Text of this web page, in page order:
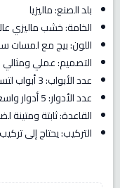
بلد الصنع: ماليزيا
الخامة: خشب ماليزي
اللون: بيج مع لمسات
التصميم: عملي
عدد الأبواب: 3 أبواب لتسهيل الوصول وتنظيم الأحذية
عدد الأدوار: 5 أدوار واسعة لتخزين الأحذية بشكل منظم
القاعدة: ثابتة ومتينة
التركيب: يحتاج إلى